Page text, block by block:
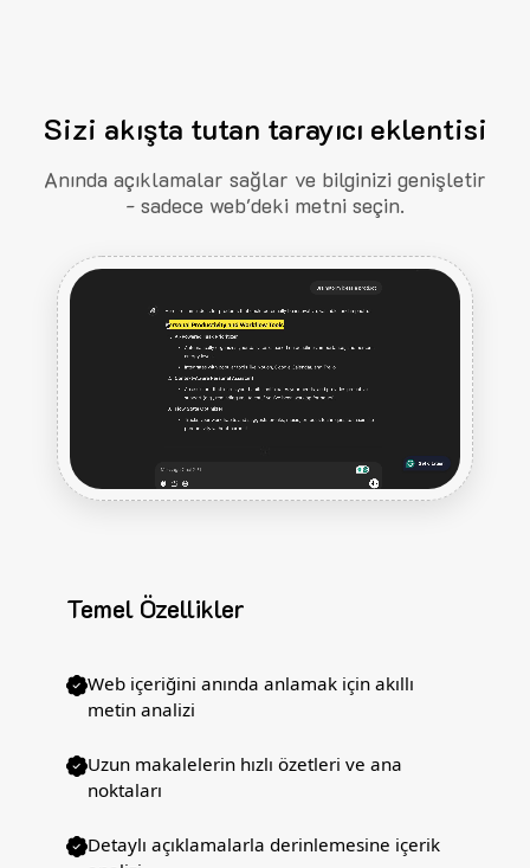
Sizi akışta tutan tarayıcı eklentisi
Anında açıklamalar sağlar ve bilginizi genişletir
- sadece web'deki metni seçin.
Temel Özellikler
Web içeriğini anında anlamak için akıllı
metin analizi
Uzun makalelerin hızlı özetleri ve ana
noktaları
Detaylı açıklamalarla derinlemesine içerik